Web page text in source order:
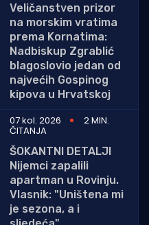
Veličanstven prizor
na morskim vratima
prema Kornatima:
Nadbiskup Zgrablić
blagoslovio jedan od
najvećih Gospinog
kipova u Hrvatskoj
07 kol. 2026
2 MIN.
ČITANJA
ŠOKANTNI DETALJI
Nijemci zapalili
apartman u Rovinju.
Vlasnik: "Uništena mi
je sezona, a i